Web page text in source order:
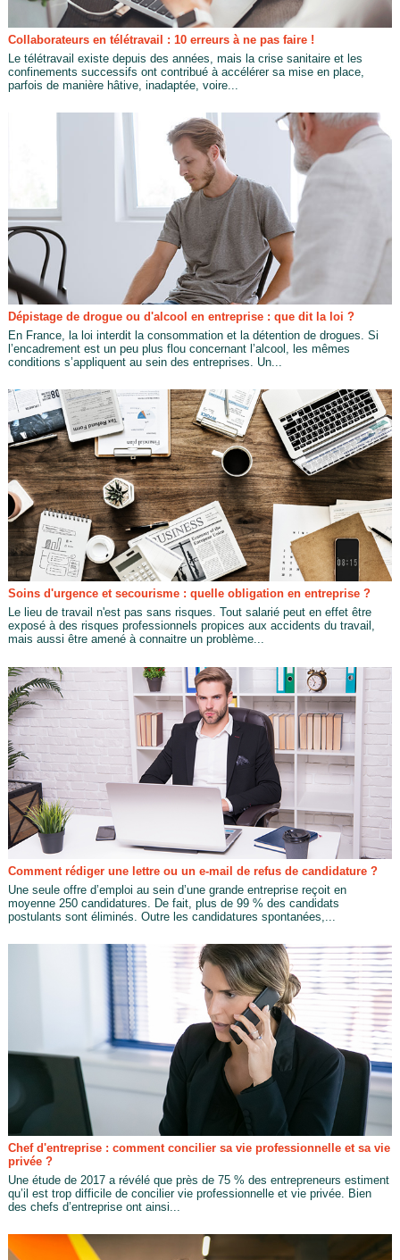
Collaborateurs en télétravail : 10 erreurs à ne pas faire !
Le télétravail existe depuis des années, mais la crise sanitaire et les
confinements successifs ont contribué à accélérer sa mise en place,
parfois de manière hâtive, inadaptée, voire...
Dépistage de drogue ou d'alcool en entreprise : que dit la loi ?
En France, la loi interdit la consommation et la détention de drogues. Si
l’encadrement est un peu plus flou concernant l’alcool, les mêmes
conditions s’appliquent au sein des entreprises. Un...
Soins d'urgence et secourisme : quelle obligation en entreprise ?
Le lieu de travail n'est pas sans risques. Tout salarié peut en effet être
exposé à des risques professionnels propices aux accidents du travail,
mais aussi être amené à connaitre un problème...
Comment rédiger une lettre ou un e-mail de refus de candidature ?
Une seule offre d’emploi au sein d’une grande entreprise reçoit en
moyenne 250 candidatures. De fait, plus de 99 % des candidats
postulants sont éliminés. Outre les candidatures spontanées,...
Chef d'entreprise : comment concilier sa vie professionnelle et sa vie
privée ?
Une étude de 2017 a révélé que près de 75 % des entrepreneurs estiment
qu’il est trop difficile de concilier vie professionnelle et vie privée. Bien
des chefs d’entreprise ont ainsi...